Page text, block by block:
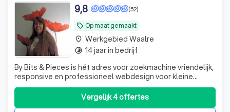
local_offer Op maat gemaakt
(52)
9,8
By Bits & Pieces is hét adres voor zoekmachine vriendelijk,
responsive en professioneel webdesign voor kleine
(startende) ondernemers die zich graag professioneel en
optimaal wil presenteren.Vergelijk 4 offertes
place Werkgebied Waalre
timelapse 14 jaar in bedrijf